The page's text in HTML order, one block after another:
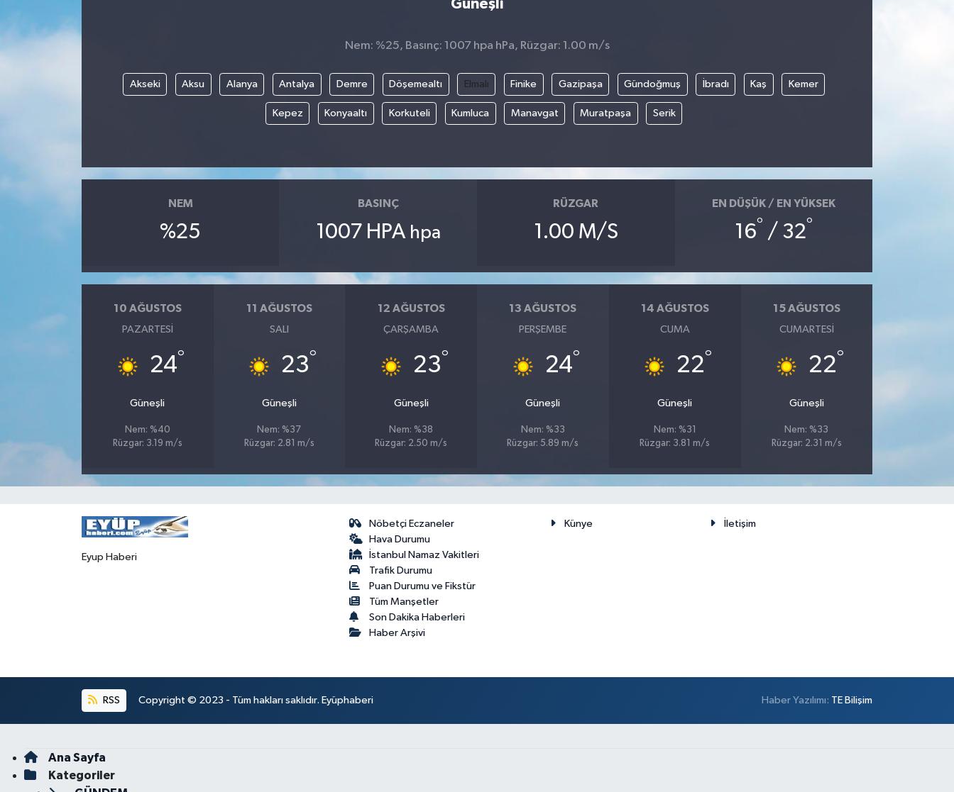
Güneşli
Nem: %25, Basınç: 1007 hpa hPa, Rüzgar: 1.00 m/s
Akseki Aksu Alanya Antalya Demre Döşemealtı Elmalı Finike Gazipaşa Gündoğmuş İbradı Kaş Kemer
Kepez Konyaaltı Korkuteli Kumluca Manavgat Muratpaşa Serik
NEM
%25
BASINÇ
1007 HPA hpa
RÜZGAR
1.00 M/S
EN DÜŞÜK / EN YÜKSEK
16° / 32°
10 AĞUSTOS
PAZARTESI
24°
Güneşli
Nem: %40
Rüzgar: 3.19 m/s
11 AĞUSTOS
SALI
23°
Güneşli
Nem: %37
Rüzgar: 2.81 m/s
12 AĞUSTOS
ÇARŞAMBA
23°
Güneşli
Nem: %38
Rüzgar: 2.50 m/s
13 AĞUSTOS
PERŞEMBE
24°
Güneşli
Nem: %33
Rüzgar: 5.89 m/s
14 AĞUSTOS
CUMA
22°
Güneşli
Nem: %31
Rüzgar: 3.81 m/s
15 AĞUSTOS
CUMARTESI
22°
Güneşli
Nem: %33
Rüzgar: 2.31 m/s
Eyup Haberi
Nöbetçi Eczaneler
Hava Durumu
İstanbul Namaz Vakitleri
Trafik Durumu
Puan Durumu ve Fikstür
Tüm Manşetler
Son Dakika Haberleri
Haber Arşivi
Künye İletişim
RSS Copyright © 2023 - Tüm hakları saklıdır. Eyüphaberi Haber Yazılımı: TE Bilişim
Ana Sayfa
Kategoriler